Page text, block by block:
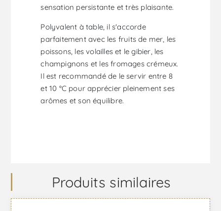
sensation persistante et très plaisante.
Polyvalent à table, il s'accorde
parfaitement avec les fruits de mer, les
poissons, les volailles et le gibier, les
champignons et les fromages crémeux.
Il est recommandé de le servir entre 8
et 10 °C pour apprécier pleinement ses
arômes et son équilibre.
Produits similaires